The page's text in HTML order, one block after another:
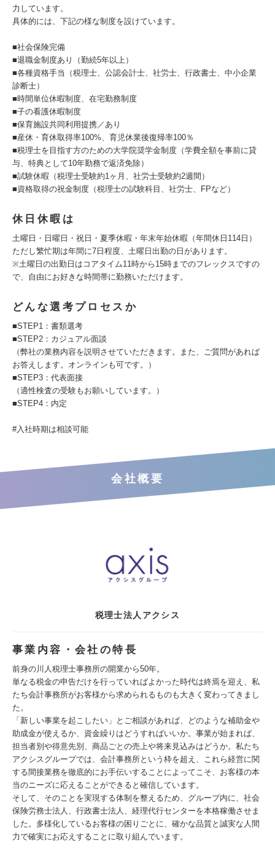
力しています。
具体的には、下記の様な制度を設けています。
■社会保険完備
■退職金制度あり（勤続5年以上）
■各種資格手当（税理士、公認会計士、社労士、行政書士、中小企業
診断士）
■時間単位休暇制度、在宅勤務制度
■子の看護休暇制度
■保育施設共同利用提携／あり
■産休・育休取得率100%、育児休業後復帰率100％
■税理士を目指す方のための大学院奨学金制度（学費全額を事前に貸
与、特典として10年勤務で返済免除）
■試験休暇（税理士受験約1ヶ月、社労士受験約2週間）
■資格取得の祝金制度（税理士の試験科目、社労士、FPなど）
休日休暇は
土曜日・日曜日・祝日・夏季休暇・年末年始休暇（年間休日114日）
ただし繁忙期は年間に7日程度、土曜日出勤の日があります。
※土曜日の出勤日はコアタイム11時から15時までのフレックスですの
で、自由にお好きな時間帯に勤務いただけます。
どんな選考プロセスか
■STEP1：書類選考
■STEP2：カジュアル面談
（弊社の業務内容を説明させていただきます。また、ご質問があれば
お答えします。オンラインも可です。）
■STEP3：代表面接
（適性検査の受験もお願いしています。）
■STEP4：内定
#入社時期は相談可能
会社概要
税理士法人アクシス
事業内容・会社の特長
前身の川人税理士事務所の開業から50年。
単なる税金の申告だけを行っていればよかった時代は終焉を迎え、私
たち会計事務所がお客様から求められるものも大きく変わってきまし
た。
「新しい事業を起こしたい」とご相談があれば、どのような補助金や
助成金が使えるか、資金繰りはどうすればいいか。事業が始まれば、
担当者別や得意先別、商品ごとの売上や将来見込みはどうか。私たち
アクシスグループでは、会計事務所という枠を超え、これら経営に関
する間接業務を徹底的にお手伝いすることによってこそ、お客様の本
当のニーズに応えることができると確信しています。
そして、そのことを実現する体制を整えるため、グループ内に、社会
保険労務士法人、行政書士法人、経理代行センターを本格稼働させま
した。多様化しているお客様の困りごとに、確かな品質と誠実な人間
力で確実にお応えすることに取り組んでいます。